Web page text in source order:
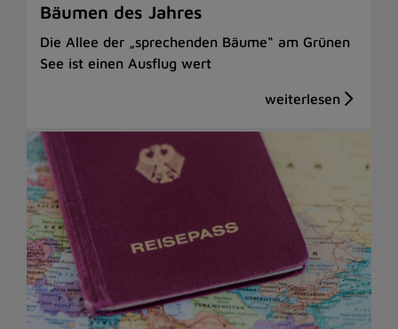
Bäumen des Jahres
Die Allee der „sprechenden Bäume“ am Grünen
See ist einen Ausflug wert